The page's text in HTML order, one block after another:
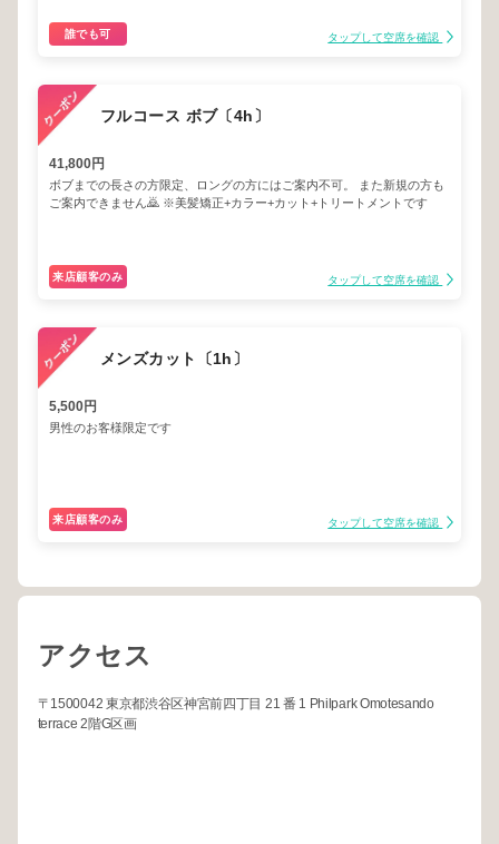
誰でも可 タップして空席を確認
フルコース ボブ〔4h〕
41,800円
ボブまでの長さの方限定、ロングの方にはご案内不可。 また新規の方も
ご案内できません🙇 ※美髪矯正+カラー+カット+トリートメントです
来店顧客のみ タップして空席を確認
メンズカット〔1h〕
5,500円
男性のお客様限定です
来店顧客のみ タップして空席を確認
アクセス
〒1500042 東京都渋谷区神宮前四丁目 21 番 1 Philpark Omotesando
terrace 2階G区画